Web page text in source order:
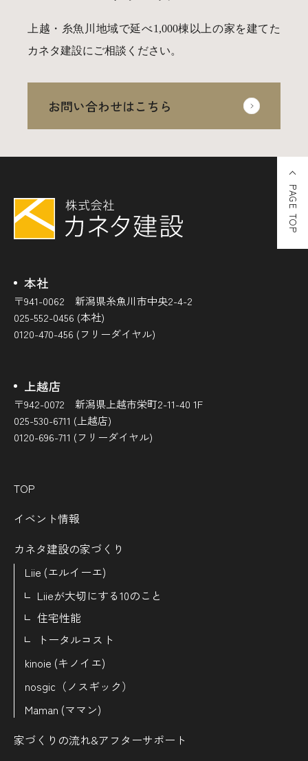
0120-696-711 (フリーダイヤル)
上越・糸魚川地域で延べ1,000棟以上の家を建てた
カネタ建設にご相談ください。
お問い合わせはこちら
本社
〒941-0062 新潟県糸魚川市中央2-4-2
025-552-0456 (本社)
0120-470-456 (フリーダイヤル)
上越店
〒942-0072 新潟県上越市栄町2-11-40 1F
025-530-6711 (上越店)
0120-696-711 (フリーダイヤル)
TOP
イベント情報
カネタ建設の家づくり
Liie (エルイーエ)
Liieが大切にする10のこと
住宅性能
トータルコスト
kinoie (キノイエ)
nosgic（ノスギック）
Maman (ママン)
家づくりの流れ&アフターサポート
PAGE TOP